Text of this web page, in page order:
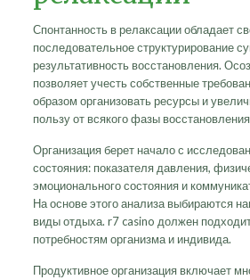
Спонтанность в релаксации обладает
последовательное структурирование
результативность восстановления.
позволяет учесть собственные
образом организовать ресурсы и
пользу от всякого фазы
Организация берет начало с
состояния: показателя давления,
эмоционального состояния и
На основе этого анализа выбираются
виды отдыха. r7 casino должен
потребностям организма и индивида.
Продуктивное организация включает